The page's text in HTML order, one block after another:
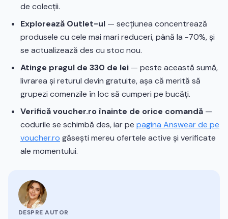
de colecții.
Explorează Outlet-ul — secțiunea concentrează
produsele cu cele mai mari reduceri, până la -70%, și
se actualizează des cu stoc nou.
Atinge pragul de 330 de lei — peste această sumă,
livrarea și returul devin gratuite, așa că merită să
grupezi comenzile în loc să cumperi pe bucăți.
Verifică voucher.ro înainte de orice comandă —
codurile se schimbă des, iar pe pagina Answear de pe
voucher.ro găsești mereu ofertele active și verificate
ale momentului.
DESPRE AUTOR